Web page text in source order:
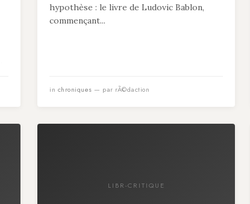
hypothèse : le livre de Ludovic Bablon,
commençant...
in chroniques — par rÃ©daction
LIBR-CRITIQUE